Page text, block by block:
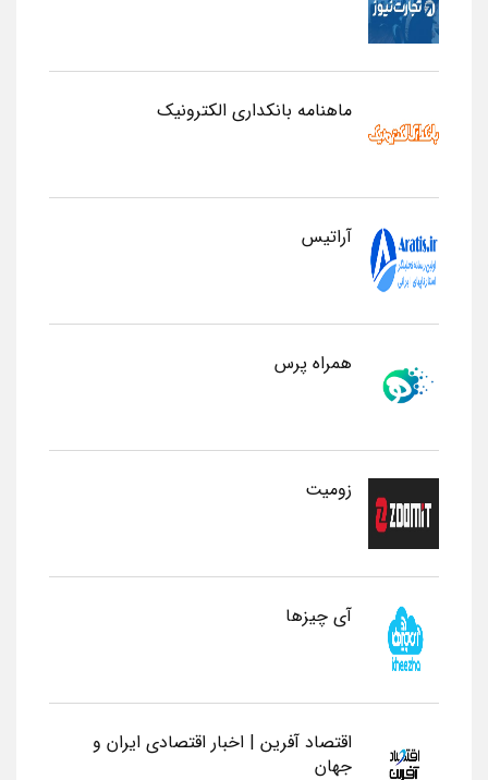
ماهنامه بانکداری الکترونیک
آراتیس
همراه پرس
زومیت
آی چیزها
اقتصاد آفرین | اخبار اقتصادی ایران و
جهان